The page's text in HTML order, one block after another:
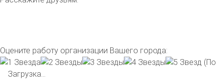
Оцените работу организации Вашего города:
Загрузка...